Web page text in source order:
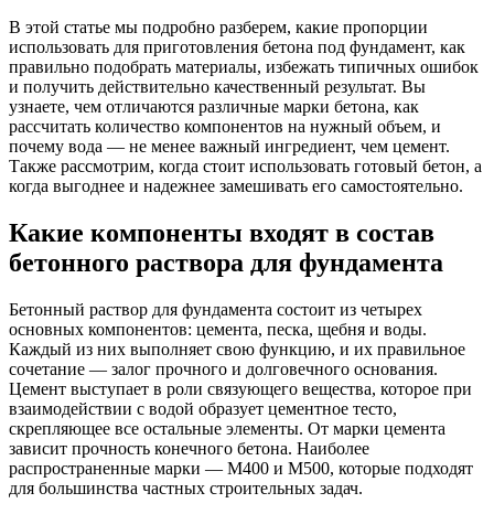
В этой статье мы подробно разберем, какие пропорции
использовать для приготовления бетона под фундамент, как
правильно подобрать материалы, избежать типичных ошибок
и получить действительно качественный результат. Вы
узнаете, чем отличаются различные марки бетона, как
рассчитать количество компонентов на нужный объем, и
почему вода — не менее важный ингредиент, чем цемент.
Также рассмотрим, когда стоит использовать готовый бетон, а
когда выгоднее и надежнее замешивать его самостоятельно.
Какие компоненты входят в состав
бетонного раствора для фундамента
Бетонный раствор для фундамента состоит из четырех
основных компонентов: цемента, песка, щебня и воды.
Каждый из них выполняет свою функцию, и их правильное
сочетание — залог прочного и долговечного основания.
Цемент выступает в роли связующего вещества, которое при
взаимодействии с водой образует цементное тесто,
скрепляющее все остальные элементы. От марки цемента
зависит прочность конечного бетона. Наиболее
распространенные марки — М400 и М500, которые подходят
для большинства частных строительных задач.